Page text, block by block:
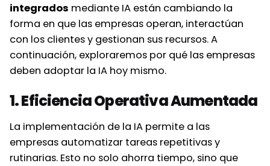
integrados mediante IA están cambiando la
forma en que las empresas operan, interactúan
con los clientes y gestionan sus recursos. A
continuación, exploraremos por qué las empresas
deben adoptar la IA hoy mismo.
1. Eficiencia Operativa Aumentada
La implementación de la IA permite a las
empresas automatizar tareas repetitivas y
rutinarias. Esto no solo ahorra tiempo, sino que